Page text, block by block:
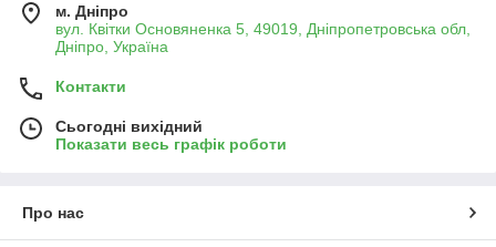
м. Дніпро
вул. Квітки Основяненка 5, 49019, Дніпропетровська обл,
Дніпро, Україна
Контакти
Сьогодні вихідний
Показати весь графік роботи
Про нас